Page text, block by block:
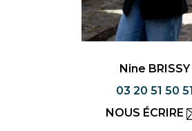
Nine BRISSY
03 20 51 50 51
NOUS ÉCRIRE